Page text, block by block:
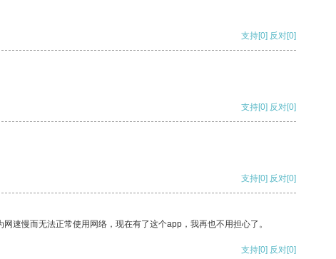
支持[0] 反对[0]
支持[0] 反对[0]
支持[0] 反对[0]
速慢而无法正常使用网络，现在有了这个app，我再也不用担心了。
支持[0] 反对[0]